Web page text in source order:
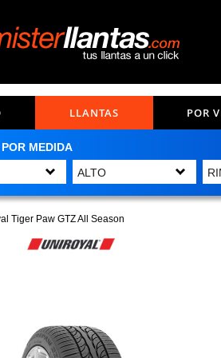
LLANTAS POR
MEDIDA
Tiger Paw GTZ All Season